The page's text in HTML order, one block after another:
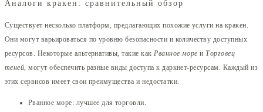
Аналоги кракен: сравнительный обзор
Существует несколько платформ, предлагающих похожие услуги на кракен.
Они могут варьироваться по уровню безопасности и количеству доступных
ресурсов. Некоторые альтернативы, такие какРванное море иТорговец
теней, могут обеспечить разные виды доступа к даркнет-ресурсам. Каждый из
этих сервисов имеет свои преимущества и недостатки.
Рванное море: лучшее для торговли.